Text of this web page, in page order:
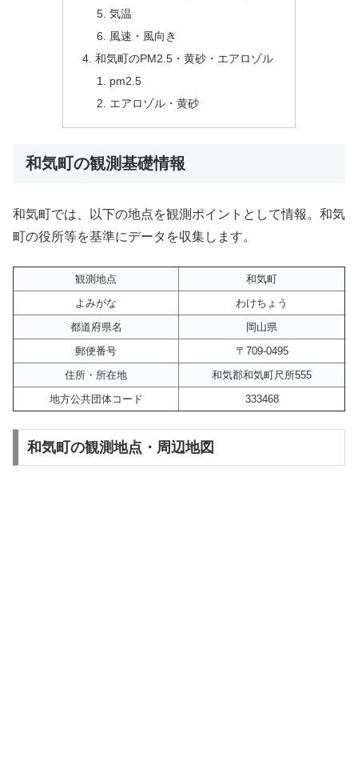
気温
風速・風向き
和気町のPM2.5・黄砂・エアロゾル
pm2.5
エアロゾル・黄砂
和気町の観測基礎情報
和気町では、以下の地点を観測ポイントとして情報。和気
町の役所等を基準にデータを収集します。
観測地点
和気町
よみがな
わけちょう
都道府県名
岡山県
郵便番号
〒709-0495
住所・所在地
和気郡和気町尺所555
地方公共団体コード
333468
和気町の観測地点・周辺地図